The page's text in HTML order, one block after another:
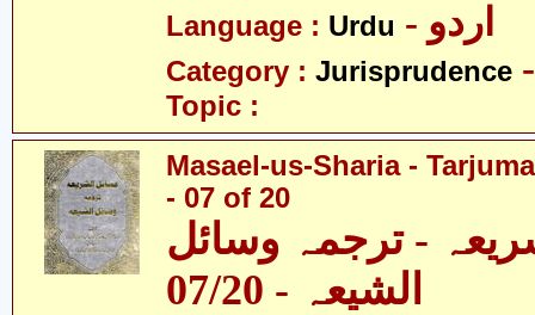
Language : Urdu - اردو
Category : Jurisprudence
Topic :
Masael-us-Sharia -
- 07 of 20
- ترجمہ وسائل
الشیعہ - 07/20